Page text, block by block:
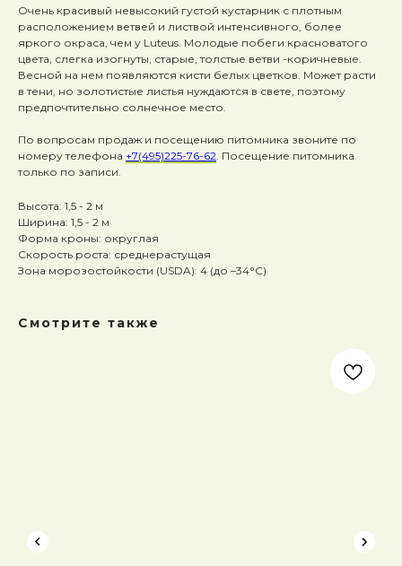
Очень красивый невысокий густой кустарник с плотным
расположением ветвей и листвой интенсивного, более
яркого окраса, чем у Luteus. Молодые побеги красноватого
цвета, слегка изогнуты, старые, толстые ветви -коричневые.
Весной на нем появляются кисти белых цветков. Может расти
в тени, но золотистые листья нуждаются в свете, поэтому
предпочтительно солнечное место.
По вопросам продаж и посещению питомника звоните по
номеру телефона +7(495)225-76-62. Посещение питомника
только по записи.
Высота: 1,5 - 2 м
Ширина: 1,5 - 2 м
Форма кроны: округлая
Скорость роста: среднерастущая
Зона морозостойкости (USDA): 4 (до –34°C)
Смотрите также